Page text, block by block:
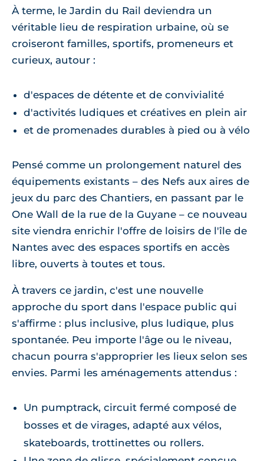
À terme, le Jardin du Rail deviendra un
véritable lieu de respiration urbaine, où se
croiseront familles, sportifs, promeneurs et
curieux, autour :
d'espaces de détente et de convivialité
d'activités ludiques et créatives en plein air
et de promenades durables à pied ou à vélo
Pensé comme un prolongement naturel des
équipements existants – des Nefs aux aires de
jeux du parc des Chantiers, en passant par le
One Wall de la rue de la Guyane – ce nouveau
site viendra enrichir l'offre de loisirs de l'île de
Nantes avec des espaces sportifs en accès
libre, ouverts à toutes et tous.
À travers ce jardin, c'est une nouvelle
approche du sport dans l'espace public qui
s'affirme : plus inclusive, plus ludique, plus
spontanée. Peu importe l'âge ou le niveau,
chacun pourra s'approprier les lieux selon ses
envies. Parmi les aménagements attendus :
Un pumptrack, circuit fermé composé de
bosses et de virages, adapté aux vélos,
skateboards, trottinettes ou rollers.